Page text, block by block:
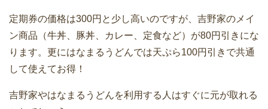
定期券の価格は300円と少し高いのですが、吉野家のメイ
ン商品（牛丼、豚丼、カレー、定食など）が80円引きにな
ります。更にはなまるうどんでは天ぷら100円引きで共通
して使えてお得！
吉野家やはなまるうどんを利用する人はすぐに元が取れる